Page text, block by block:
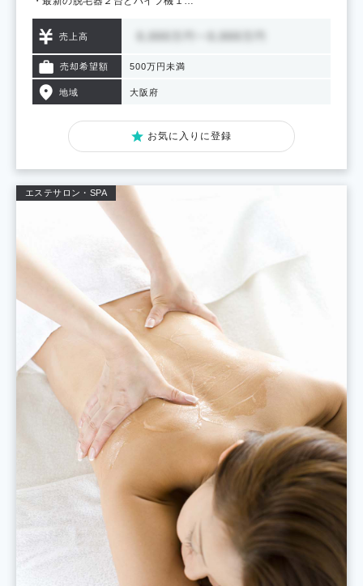
売上高
売却希望額 500万円未満
地域 大阪府
お気に入りに登録
エステサロン・SPA